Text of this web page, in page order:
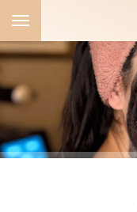
Toggle
navigation